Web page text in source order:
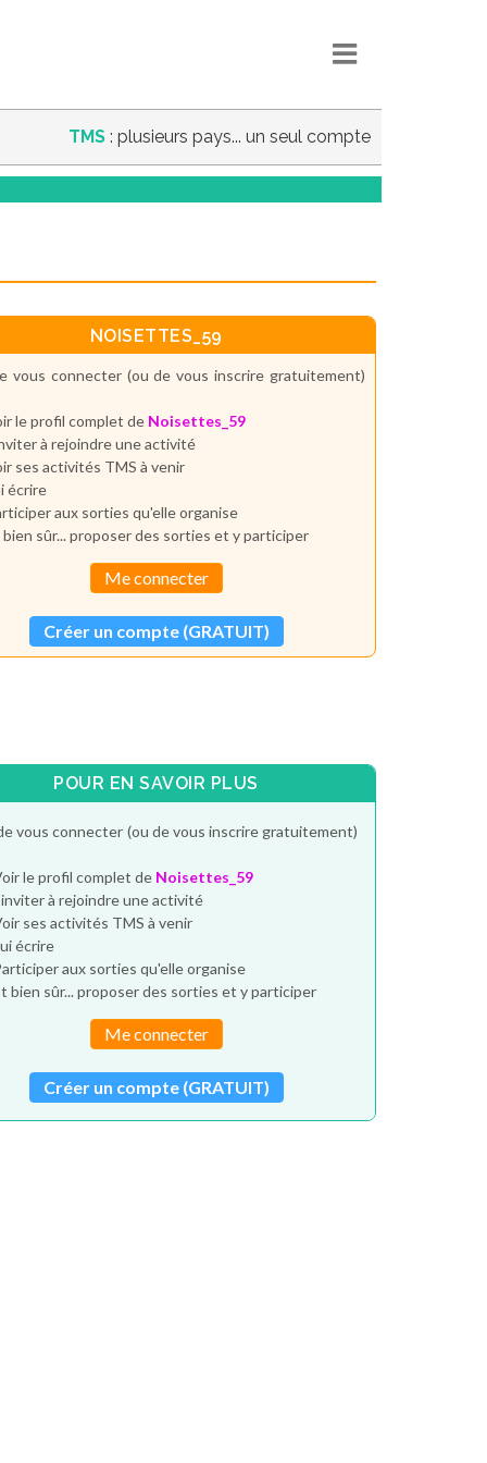
TMS : plusieurs pays... un seul compte
NOISETTES_59
vous connecter (ou de vous inscrire gratuitement)
le profil complet de Noisettes_59
à rejoindre une activité
ses activités TMS à venir
écrire
aux sorties qu'elle organise
bien sûr... proposer des sorties et y participer
Me connecter
Créer un compte (GRATUIT)
POUR EN SAVOIR PLUS
vous connecter (ou de vous inscrire gratuitement)
le profil complet de Noisettes_59
à rejoindre une activité
ses activités TMS à venir
écrire
aux sorties qu'elle organise
bien sûr... proposer des sorties et y participer
Me connecter
Créer un compte (GRATUIT)